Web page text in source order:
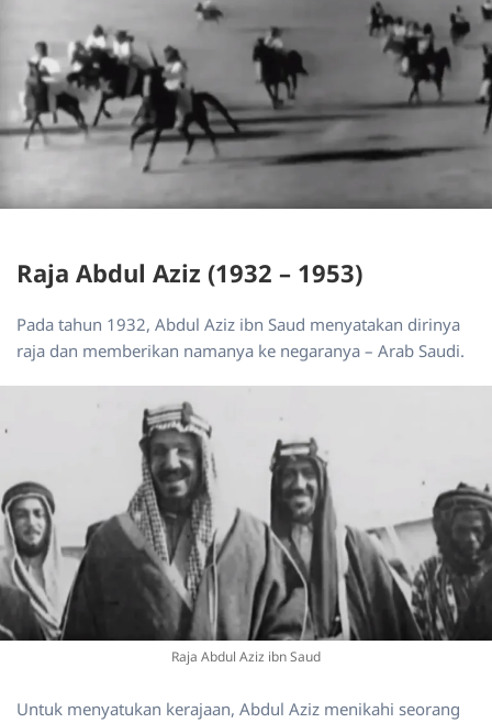
Raja Abdul Aziz (1932 – 1953)
Pada tahun 1932, Abdul Aziz ibn Saud menyatakan dirinya
raja dan memberikan namanya ke negaranya – Arab Saudi.
Raja Abdul Aziz ibn Saud
Untuk menyatukan kerajaan, Abdul Aziz menikahi seorang